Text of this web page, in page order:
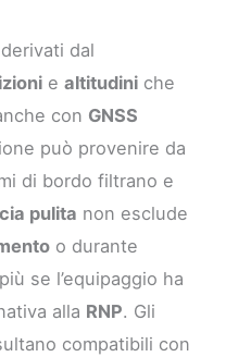
dal
ealtitudini che
con GNSS
può provenire da
di bordo filtrano e
pulita non esclude
o durante
se l’equipaggio ha
alla RNP. Gli
compatibili con